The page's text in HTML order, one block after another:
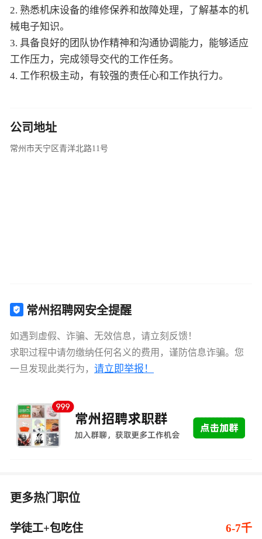
2. 熟悉机床设备的维修保养和故障处理，了解基本的机
械电子知识。
3. 具备良好的团队协作精神和沟通协调能力，能够适应
工作压力，完成领导交代的工作任务。
4. 工作积极主动，有较强的责任心和工作执行力。
公司地址
常州市天宁区青洋北路11号
常州招聘网安全提醒
如遇到虚假、诈骗、无效信息，请立刻反馈！
求职过程中请勿缴纳任何名义的费用，谨防信息诈骗。您
一旦发现此类行为， 请立即举报！
更多热门职位
学徒工+包吃住 6-7千